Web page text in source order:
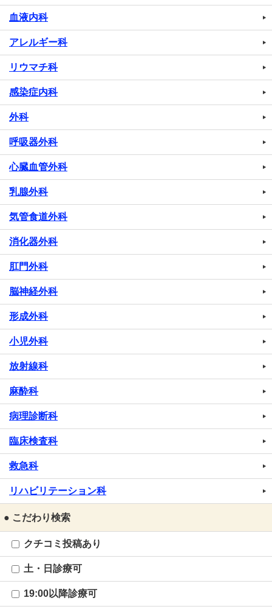
血液内科
アレルギー科
リウマチ科
感染症内科
外科
呼吸器外科
心臓血管外科
乳腺外科
気管食道外科
消化器外科
肛門外科
脳神経外科
形成外科
小児外科
放射線科
麻酔科
病理診断科
臨床検査科
救急科
リハビリテーション科
● こだわり検索
クチコミ投稿あり
土・日診療可
19:00以降診療可